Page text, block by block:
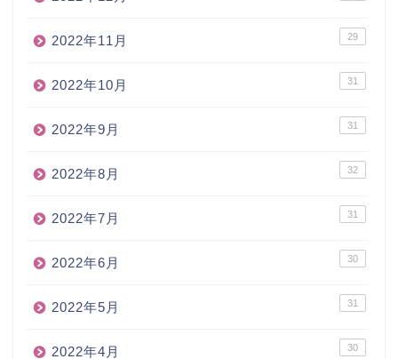
2022年11月 29
2022年10月 31
2022年9月 31
2022年8月 32
2022年7月 31
2022年6月 30
2022年5月 31
2022年4月 30